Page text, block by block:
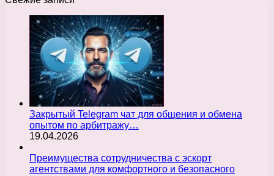
Закрытый Telegram чат для общения и обмена
опытом по арбитражу…
19.04.2026
Преимущества сотрудничества с эскорт
агентствами для комфортного и безопасного